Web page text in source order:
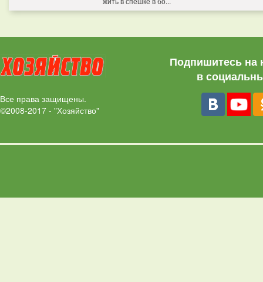
Все права защищены.
©2008-2017 - "Хозяйство"
Подпишитесь на
в